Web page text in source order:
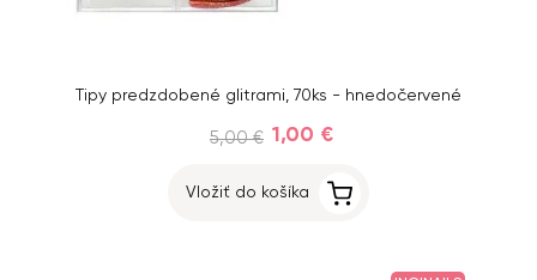
Tipy predzdobené glitrami, 70ks - hnedočervené
5,00 € 1,00 €
Vložiť do košíka